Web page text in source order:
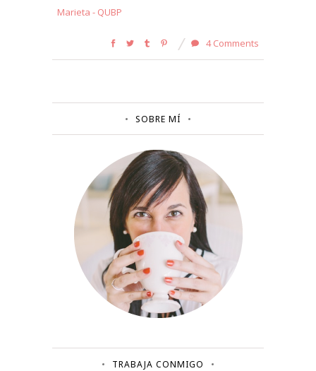
Marieta - QUBP
4 Comments
SOBRE MÍ
TRABAJA CONMIGO